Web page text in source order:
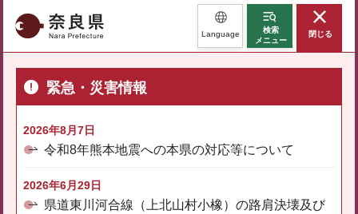
奈良県 Language
検索
メニュー
閉じる
緊急・災害情報
2026年8月7日
令和8年熊本地震への本県の対応等について
2026年6月29日
県道東川河合線（上北山村小橡）の路肩決壊及び